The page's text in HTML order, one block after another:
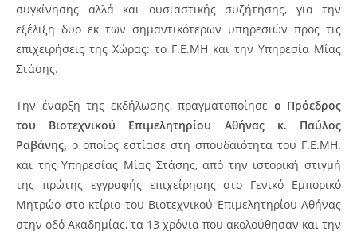
συγκίνησης αλλά και ουσιαστικής συζήτησης, για την
εξέλιξη δυο εκ των σημαντικότερων υπηρεσιών προς τις
επιχειρήσεις της Χώρας: το Γ.Ε.ΜΗ και την Υπηρεσία Μίας
Στάσης.
Την έναρξη της εκδήλωσης, πραγματοποίησε ο Πρόεδρος
του Βιοτεχνικού Επιμελητηρίου Αθήνας κ. Παύλος
Ραβάνης, ο οποίος εστίασε στη σπουδαιότητα του Γ.Ε.ΜΗ.
και της Υπηρεσίας Μίας Στάσης, από την ιστορική στιγμή
της πρώτης εγγραφής επιχείρησης στο Γενικό Εμπορικό
Μητρώο στο κτίριο του Βιοτεχνικού Επιμελητηρίου Αθήνας
στην οδό Ακαδημίας, τα 13 χρόνια που ακολούθησαν και την